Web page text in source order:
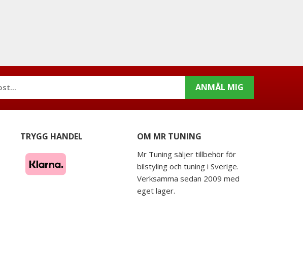
ANMÄL MIG
TRYGG HANDEL OM MR TUNING
Mr Tuning säljer tillbehör för
bilstyling och tuning i Sverige.
Verksamma sedan 2009 med
eget lager.